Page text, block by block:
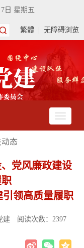
日 星期五
繁體 无障碍浏览
态
党风廉政建设
领高质量履职
建 阅读次数： 2397